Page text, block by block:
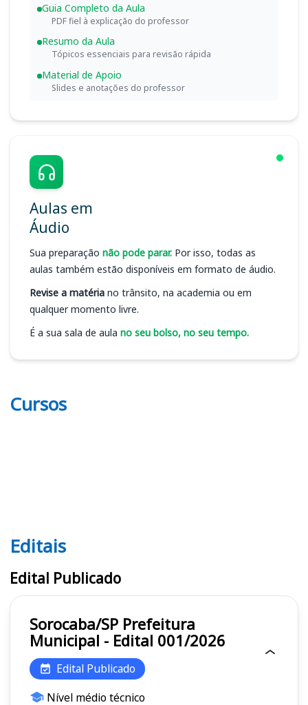
Guia Completo da Aula
PDF fiel à explicação do professor
Resumo da Aula
Tópicos essenciais para revisão rápida
Material de Apoio
Slides e anotações do professor
Aulas em
Áudio
Sua preparação não pode parar. Por isso, todas as
aulas também estão disponíveis em formato de áudio.
Revise a matéria no trânsito, na academia ou em
qualquer momento livre.
É a sua sala de aula no seu bolso, no seu tempo.
Cursos
Editais
Editais
Edital Publicado
Sorocaba/SP Prefeitura
Municipal - Edital 001/2026
Edital Publicado
Nível médio técnico